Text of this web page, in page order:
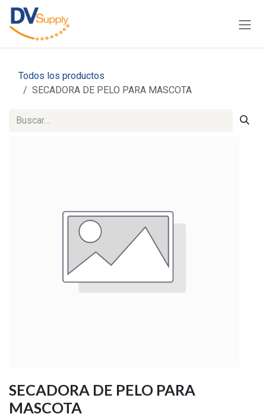
Ir al contenido
Todos los productos
SECADORA DE PELO PARA MASCOTA
SECADORA DE PELO PARA
MASCOTA